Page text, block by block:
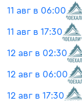
11 авг в 06:00
11 авг в 17:30
12 авг в 02:30
12 авг в 06:00
12 авг в 17:30